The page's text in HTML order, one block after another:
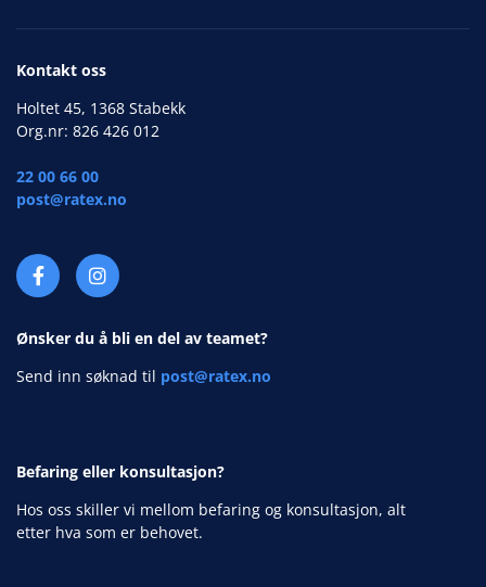
Kontakt oss
Holtet 45, 1368 Stabekk
Org.nr: 826 426 012
22 00 66 00
post@ratex.no
Ønsker du å bli en del av teamet?
Send inn søknad til post@ratex.no
Befaring eller konsultasjon?
Hos oss skiller vi mellom befaring og konsultasjon, alt
etter hva som er behovet.